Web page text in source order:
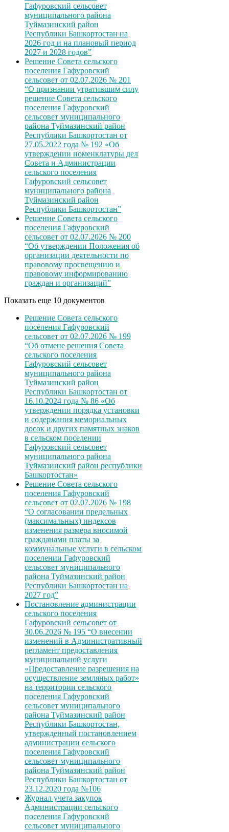
Гафуровский сельсовет
муниципального района
Туймазинский район
Республики Башкортостан на
2026 год и на плановый период
2027 и 2028 годов”
Решение Совета сельского
поселения Гафуровский
сельсовет от 02.07.2026 № 201
“О признании утратившим силу
решение Совета сельского
поселения Гафуровский
сельсовет муниципального
района Туймазинский район
Республики Башкортостан от
27.05.2022 года № 192 «Об
утверждении номенклатуры дел
Совета и Администрации
сельского поселения
Гафуровский сельсовет
муниципального района
Туймазинский район
Республики Башкортостан”
Решение Совета сельского
поселения Гафуровский
сельсовет от 02.07.2026 № 200
“Об утверждении Положения об
организации деятельности по
правовому просвещению и
правовому информированию
граждан и организаций”
Показать еще 10 документов
Решение Совета сельского
поселения Гафуровский
сельсовет от 02.07.2026 № 199
“Об отмене решения Совета
сельского поселения
Гафуровский сельсовет
муниципального района
Туймазинский район
Республики Башкортостан от
16.10.2024 года № 86 «Об
утверждении порядка установки
и содержания мемориальных
досок и других памятных знаков
в сельском поселении
Гафуровский сельсовет
муниципального района
Туймазинский район республики
Башкортостан»
Решение Совета сельского
поселения Гафуровский
сельсовет от 02.07.2026 № 198
“О согласовании предельных
(максимальных) индексов
изменения размера вносимой
гражданами платы за
коммунальные услуги в сельском
поселении Гафуровский
сельсовет муниципального
района Туймазинский район
Республики Башкортостан на
2027 год”
Постановление администрации
сельского поселения
Гафуровский сельсовет от
30.06.2026 № 195 “О внесении
изменений в Административный
регламент предоставления
муниципальной услуги
«Предоставление разрешения на
осуществление земляных работ»
на территории сельского
поселения Гафуровский
сельсовет муниципального
района Туймазинский район
Республики Башкортостан,
утвержденный постановлением
администрации сельского
поселения Гафуровский
сельсовет муниципального
района Туймазинский район
Республики Башкортостан от
23.12.2020 года №106
Журнал учета закупок
Администрации сельского
поселения Гафуровский
сельсовет муниципального